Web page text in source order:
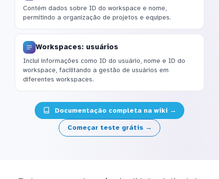
Contém dados sobre ID do workspace e nome,
permitindo a organização de projetos e equipes.
Workspaces: usuários
Inclui informações como ID do usuário, nome e ID do
workspace, facilitando a gestão de usuários em
diferentes workspaces.
Documentação completa na wiki →
Começar teste grátis →